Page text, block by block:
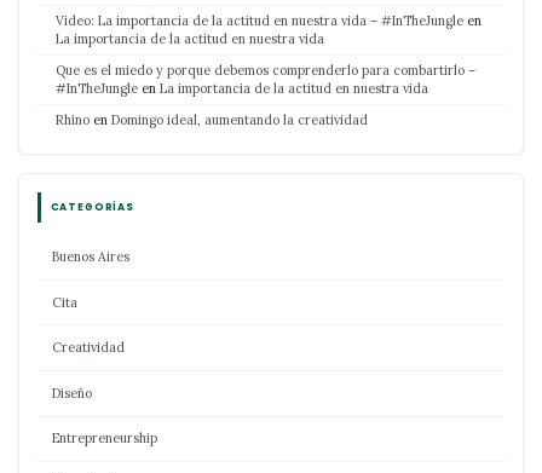
Video: La importancia de la actitud en nuestra vida – #InTheJungle en
La importancia de la actitud en nuestra vida
Que es el miedo y porque debemos comprenderlo para combartirlo –
#InTheJungle en La importancia de la actitud en nuestra vida
Rhino en Domingo ideal, aumentando la creatividad
CATEGORÍAS
Buenos Aires
Cita
Creatividad
Diseño
Entrepreneurship